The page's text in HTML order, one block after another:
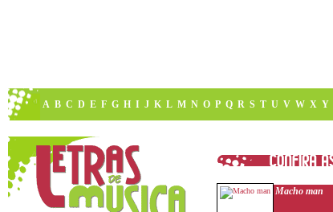
A B C D E F G H I J K L M N O P Q R S T U V W X Y
Macho man